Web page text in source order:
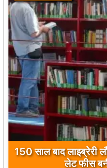
150 साल बाद लाइब्रेरी
लेट फीस